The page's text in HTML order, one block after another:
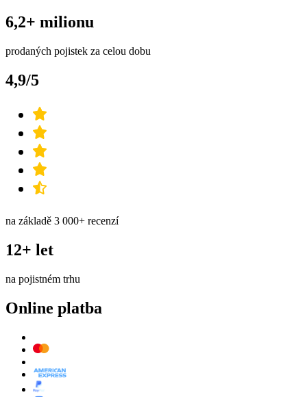
6,2+ milionu
prodaných pojistek za celou dobu
4,9/5
na základě 3 000+ recenzí
12+ let
na pojistném trhu
Online platba